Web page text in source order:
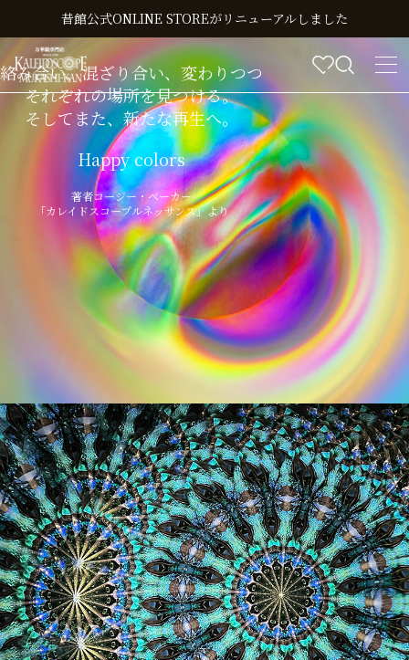
昔館公式ONLINE STOREがリニューアルしました
絡み合い、混ざり合い、変わりつつ
それぞれの場所を見つける。
そしてまた、新たな再生へ。
Happy colors
著者コージー・ベーカー
「カレイドスコープルネッサンス」より